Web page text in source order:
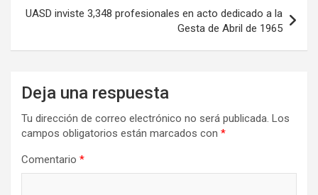
UASD inviste 3,348 profesionales en acto dedicado a la
Gesta de Abril de 1965
Deja una respuesta
Tu dirección de correo electrónico no será publicada. Los
campos obligatorios están marcados con *
Comentario *